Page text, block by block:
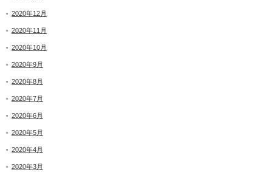
2020年12月
2020年11月
2020年10月
2020年9月
2020年8月
2020年7月
2020年6月
2020年5月
2020年4月
2020年3月